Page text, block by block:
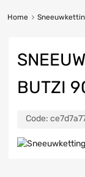
Home
BUTZI
Code: